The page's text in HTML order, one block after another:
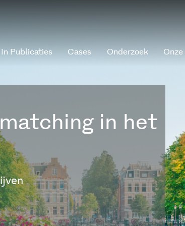
Publicaties Cases Onderzoek
in het